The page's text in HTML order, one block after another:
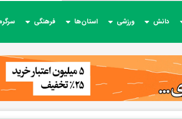
دانش ورزشی استان‌ها فرهنگی